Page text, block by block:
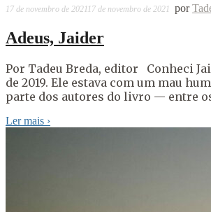
17 de novembro de 2021 17 de novembro de 2021 por
Adeus, Jaider
Por Tadeu Breda, editor Conheci
de 2019. Ele estava com um mau
parte dos autores do livro — entre
Ler mais ›